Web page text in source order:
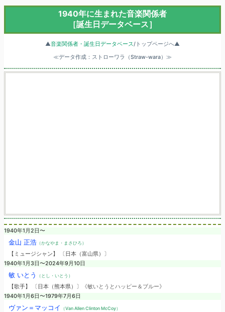
1940年に生まれた音楽関係者
［誕生日データベース］
▲音楽関係者・誕生日データベース/トップページへ▲
≪データ作成：ストローワラ（Straw-wara）≫
1940年1月2日〜
金山 正浩（かなやま・まさひろ）
【ミュージシャン】 〔日本（富山県）〕
1940年1月3日〜2024年9月10日
敏 いとう （とし・いとう）
【歌手】 〔日本（熊本県）〕
《敏いとうとハッピー＆ブルー》
1940年1月6日〜1979年7月6日
ヴァン＝マッコイ （Van Allen Clinton McCoy）